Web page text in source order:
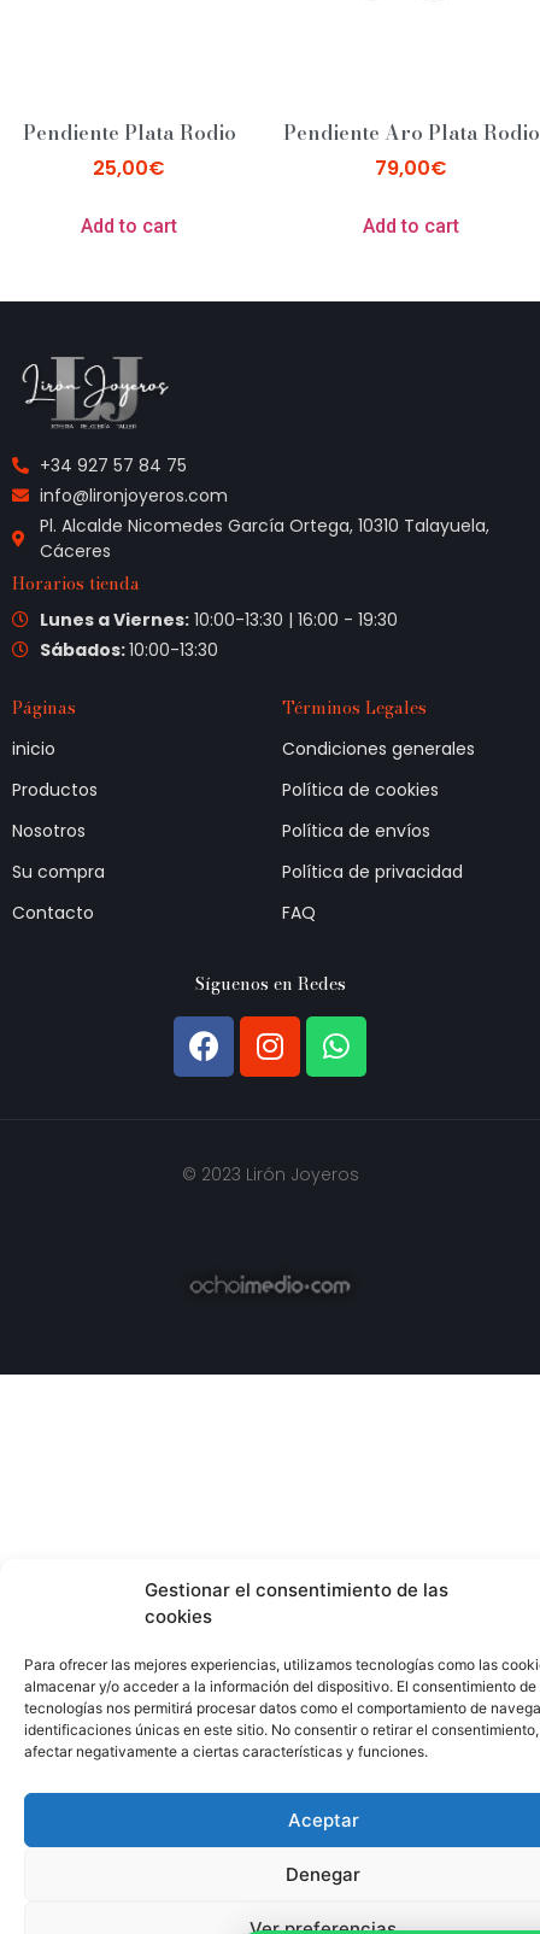
Gestionar el consentimiento de las
cookies
Para ofrecer las mejores experiencias, utilizamos tecnologías como las
almacenar y/o acceder a la información del dispositivo. El consentimiento de
tecnologías nos permitirá procesar datos como el comportamiento de
identificaciones únicas en este sitio. No consentir o retirar el
afectar negativamente a ciertas características y funciones.
Aceptar
Denegar
Ver preferencias
Pendiente Plata Rodio
25,00€
Add to cart
Pendiente Aro Plata Rodio
79,00€
Add to cart
+34 927 57 84 75
info@lironjoyeros.com
Pl. Alcalde Nicomedes García Ortega, 10310 Talayuela,
Cáceres
Horarios tienda
Lunes a Viernes:10:00-13:30 | 16:00 - 19:30
Sábados:10:00-13:30
Páginas
inicio
Productos
Nosotros
Su compra
Contacto
Términos Legales
Condiciones generales
Política de cookies
Política de envíos
Política de privacidad
FAQ
Síguenos en Redes
© 2023 Lirón Joyeros